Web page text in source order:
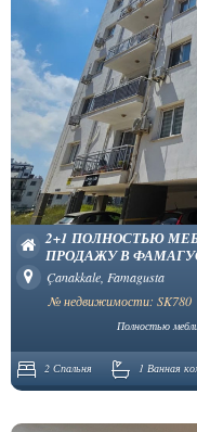
2+1 ПОЛНОСТЬЮ
ПРОДАЖУ В
Çanakkale, Famagusta
№ недвижимости: SK780
Полностью
2 Спальня 1 Ванная